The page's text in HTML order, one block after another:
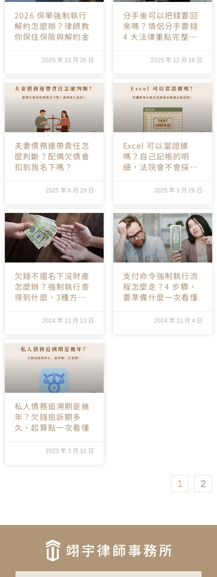
2026 保單強制執行
解約怎麼辦？律師教
你保住保險與解約金
2025 年 12 月 26 日
分手後可以把錢要回
來嗎？情侶分手要錢
4 大法律重點完整解
2025 年 12 月 16 日
夫妻債務連帶責任怎
麼判斷？配偶欠債會
扣到我名下嗎？
2025 年 6 月 29 日
Excel 可以當證據
嗎？自己記帳的明
細，法院會不會採
2025 年 3 月 26 日
欠錢不還名下沒財產
怎麼辦？強制執行查
得到什麼、3種方法
2024 年 11 月 13 日
支付命令強制執行流
程怎麼走？4 步驟、
要準備什麼一次看懂
2024 年 11 月 4 日
私人債務追溯期是幾
年？欠錢追訴期多
久、起算點一次看懂
2023 年 3 月 10 日
1 2